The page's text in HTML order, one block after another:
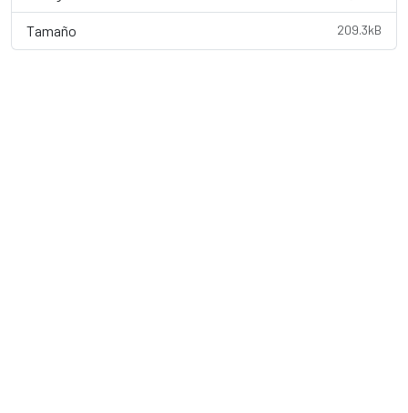
Tamaño 209.3kB